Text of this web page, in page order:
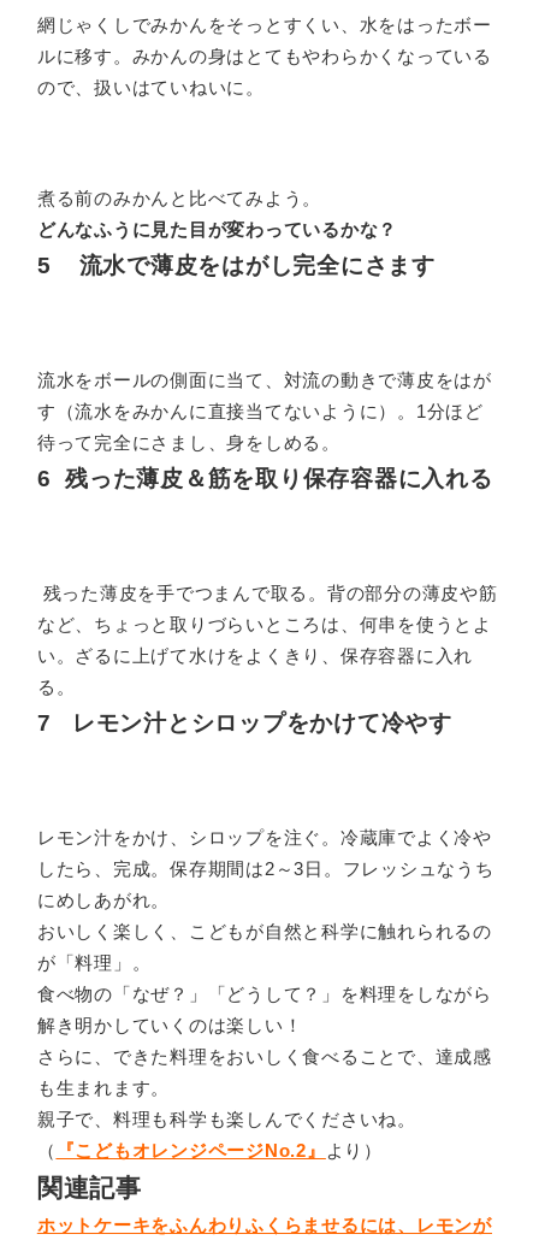
網じゃくしでみかんをそっとすくい、水をはったボー
ルに移す。みかんの身はとてもやわらかくなっている
ので、扱いはていねいに。
煮る前のみかんと比べてみよう。
どんなふうに見た目が変わっているかな？
5 流水で薄皮をはがし完全にさます
流水をボールの側面に当て、対流の動きで薄皮をはが
す（流水をみかんに直接当てないように）。1分ほど
待って完全にさまし、身をしめる。
6 残った薄皮＆筋を取り保存容器に入れる
残った薄皮を手でつまんで取る。背の部分の薄皮や筋
など、ちょっと取りづらいところは、何串を使うとよ
い。ざるに上げて水けをよくきり、保存容器に入れ
る。
7 レモン汁とシロップをかけて冷やす
レモン汁をかけ、シロップを注ぐ。冷蔵庫でよく冷や
したら、完成。保存期間は2～3日。フレッシュなうち
にめしあがれ。
おいしく楽しく、こどもが自然と科学に触れられるの
が「料理」。
食べ物の「なぜ？」「どうして？」を料理をしながら
解き明かしていくのは楽しい！
さらに、できた料理をおいしく食べることで、達成感
も生まれます。
親子で、料理も科学も楽しんでくださいね。
（
『こどもオレンジページNo.2』 より）
関連記事
ホットケーキをふんわりふくらませるには、レモンが